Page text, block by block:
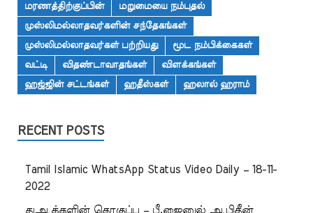
மரணத்திற்குப்பின்
மறுமையை நம்புதல்
முஸ்லிமல்லாதவர்களின் சந்தேகங்கள்
முஸ்லிமல்லாதவர்கள் பற்றியது
மூட நம்பிக்கைகள்
வட்டி
விதண்டாவாதங்கள்
விளக்கங்கள்
ஹஜ்ஜின் சட்டங்கள்
ஹதீஸ்கள் ஹலால் ஹராம்
RECENT POSTS
Tamil Islamic WhatsApp Status Video Daily – 18-11-
2022
துஆக்களின் தொகுப்பு – பீ.ஜைனுல் ஆபிதீன்